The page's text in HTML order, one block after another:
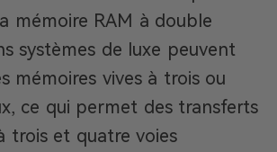
mémoire RAM à double
systèmes de luxe peuvent
mémoires vives à trois ou
ce qui permet des transferts
trois et quatre voies